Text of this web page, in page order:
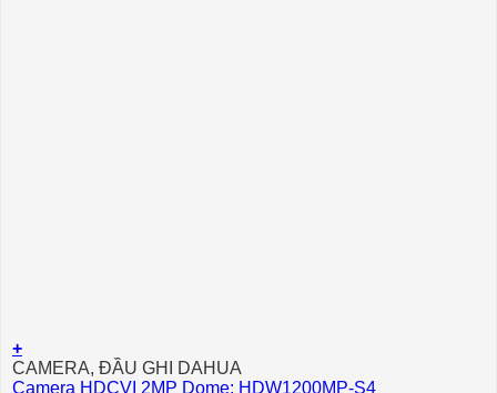
+
CAMERA, ĐẦU GHI DAHUA
Camera HDCVI 2MP Dome: HDW1200MP-S4